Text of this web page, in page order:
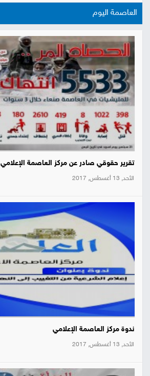
العاصمة اليوم
تقرير حقوقي صادر عن مركز العاصمة الإعلامي
الأحد, 13 أغسطس, 2017
ندوة مركز العاصمة الإعلامي
الأحد, 13 أغسطس, 2017